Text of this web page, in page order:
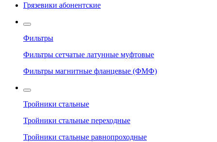
Грязевики абонентские
Фильтры
Фильтры сетчатые латунные муфтовые
Фильтры магнитные фланцевые (ФМФ)
Тройники стальные
Тройники стальные переходные
Тройники стальные равнопроходные